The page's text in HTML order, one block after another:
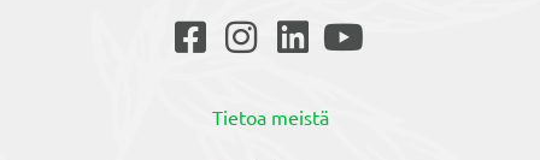
Tietoa meistä